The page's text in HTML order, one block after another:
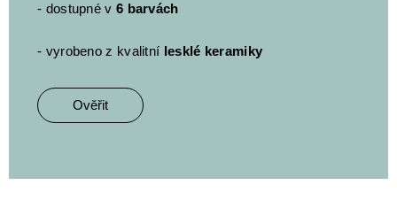
- dostupné v 6 barvách
- vyrobeno z kvalitní lesklé keramiky
Ověřit